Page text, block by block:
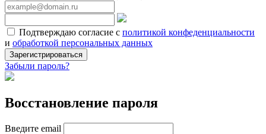
Подтверждаю согласие с политикой конфеденциальности
и обработкой персональных данных
Зарегистрироваться
Забыли пароль?
Восстановление пароля
Введите email